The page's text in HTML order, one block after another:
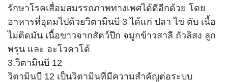
รักษาโรคเสื่อมสมรรถภาพทางเพศได้ดีอีกด้วย โดย
อาหารที่อุดมไปด้วยวิตามินบี 3 ได้แก่ ปลา ไข่ ตับ เนื้อ
ไม่ติดมัน เนื้อขาวจากสัตว์ปีก จมูกข้าวสาลี ถั่วลิสง ลูก
พรุน และ อะโวคาโด้
3.วิตามินบี 12
วิตามินบี 12 เป็นวิตามินที่มีความสำคัญต่อระบบ